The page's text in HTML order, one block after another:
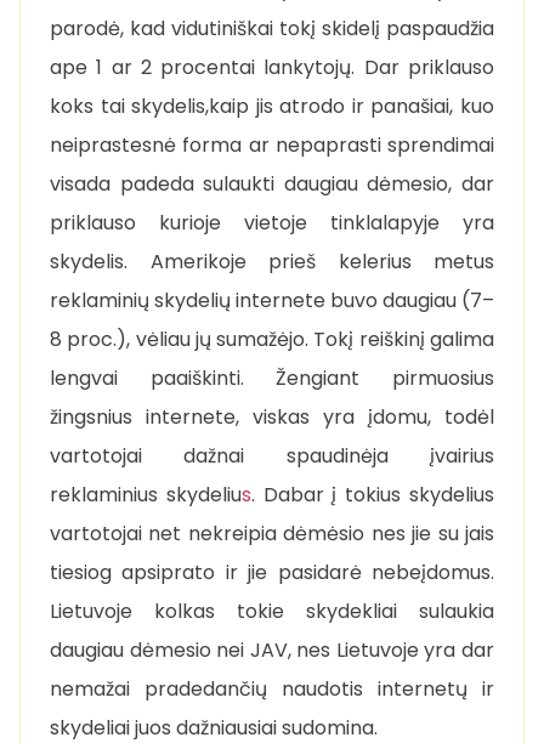
parodė, kad vidutiniškai tokį skidelį paspaudžia
ape 1 ar 2 procentai lankytojų. Dar priklauso
koks tai skydelis,kaip jis atrodo ir panašiai, kuo
neiprastesnė forma ar nepaprasti sprendimai
visada padeda sulaukti daugiau dėmesio, dar
priklauso kurioje vietoje tinklalapyje yra
skydelis. Amerikoje prieš kelerius metus
reklaminių skydelių internete buvo daugiau (7–
8 proc.), vėliau jų sumažėjo. Tokį reiškinį galima
lengvai paaiškinti. Žengiant pirmuosius
žingsnius internete, viskas yra įdomu, todėl
vartotojai dažnai spaudinėja įvairius
reklaminius skydelius. Dabar į tokius skydelius
vartotojai net nekreipia dėmėsio nes jie su jais
tiesiog apsiprato ir jie pasidarė nebeįdomus.
Lietuvoje kolkas tokie skydekliai sulaukia
daugiau dėmesio nei JAV, nes Lietuvoje yra dar
nemažai pradedančių naudotis internetų ir
skydeliai juos dažniausiai sudomina.